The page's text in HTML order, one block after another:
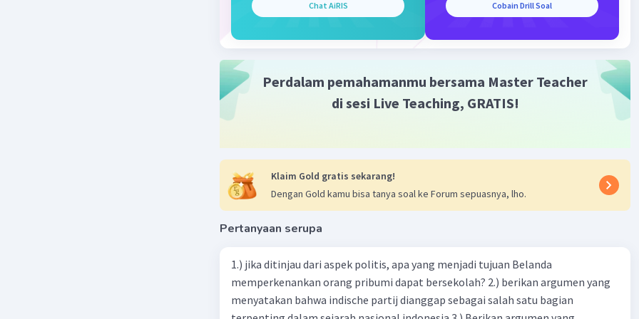
P P Level 2
21 Januari 2024 15:02
dapat memberikan nilai psikis dan juga spiritual, khususnya untuk
hiburan. Dengan menyaksikan pameran, apresiator menjadi senang,
tenang, dan dapat memberikan pencerahan.
Beri Rating
Chat AiRIS Cobain Drill Soal
Perdalam pemahamanmu bersama Master Teacher
di sesi Live Teaching, GRATIS!
Klaim Gold gratis sekarang!
Dengan Gold kamu bisa tanya soal ke Forum sepuasnya, lho.
Pertanyaan serupa
1.) jika ditinjau dari aspek politis, apa yang menjadi tujuan Belanda
memperkenankan orang pribumi dapat bersekolah? 2.) berikan argumen yang
menyatakan bahwa indische partij dianggap sebagai salah satu bagian